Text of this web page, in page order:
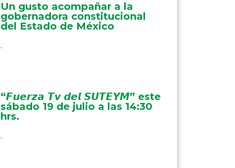
Un gusto acompañar a la
gobernadora constitucional
del Estado de México
.
“𝙁𝙪𝙚𝙧𝙯𝙖 𝙏𝙫 𝙙𝙚𝙡 𝙎𝙐𝙏𝙀𝙔𝙈” este
sábado 19 de julio a las 14:30
hrs.
.